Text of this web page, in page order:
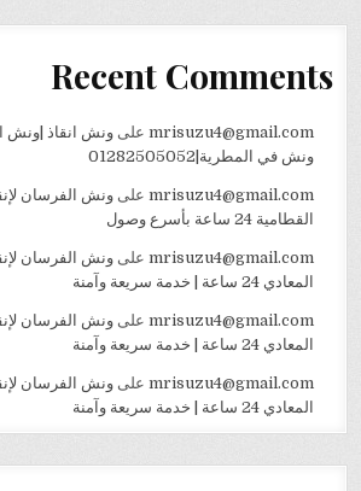
Recent Comments
mrisuzu4@gmail.comعلى ونش انقاذ |ونش
ونش في المطرية|01282505052
mrisuzu4@gmail.comعلى ونش الفرسان
القطامية 24 ساعة بأسرع وصول
mrisuzu4@gmail.comعلى ونش الفرسان
المعادي 24 ساعة | خدمة سريعة وآمنة
mrisuzu4@gmail.comعلى ونش الفرسان
المعادي 24 ساعة | خدمة سريعة وآمنة
mrisuzu4@gmail.comعلى ونش الفرسان
المعادي 24 ساعة | خدمة سريعة وآمنة